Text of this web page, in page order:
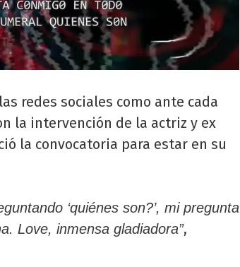
redes sociales como ante cada
la intervención de la actriz y ex
la convocatoria para estar en su
‘quiénes son?’, mi pregunta
Love, inmensa gladiadora”,